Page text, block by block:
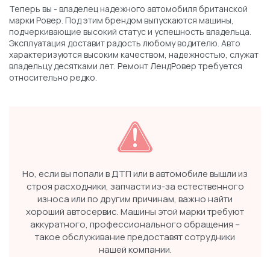
Теперь вы - владелец надежного автомобиля британской
марки Ровер. Под этим брендом выпускаются машины,
подчеркивающие высокий статус и успешность владельца.
Эксплуатация доставит радость любому водителю. Авто
характеризуются высоким качеством, надежностью, служат
владельцу десятками лет. Ремонт ЛендРовер требуется
относительно редко.
Но, если вы попали в ДТП или в автомобиле вышли из
строя расходники, запчасти из-за естественного
износа или по другим причинам, важно найти
хороший автосервис. Машины этой марки требуют
аккуратного, профессионального обращения –
такое обслуживание предоставят сотрудники
нашей компании.